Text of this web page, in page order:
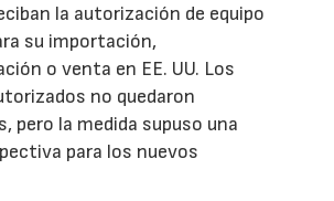
la autorización de equipo
su importación,
o venta en EE. UU. Los
no quedaron
pero la medida supuso una
para los nuevos